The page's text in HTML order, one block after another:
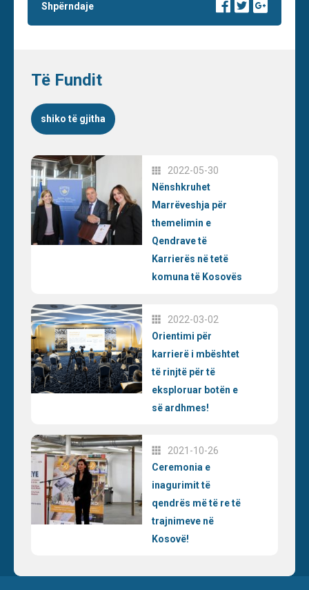
Shpërndaje
Të Fundit
shiko të gjitha
2022-05-30
Nënshkruhet
Marrëveshja për
themelimin e
Qendrave të
Karrierës në tetë
komuna të Kosovës
2022-03-02
Orientimi për
karrierë i mbështet
të rinjtë për të
eksploruar botën e
së ardhmes!
2021-10-26
Ceremonia e
inagurimit të
qendrës më të re të
trajnimeve në
Kosovë!